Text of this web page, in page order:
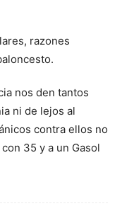
razones
nos den tantos
ni de lejos al
contra ellos no
35 y a un Gasol